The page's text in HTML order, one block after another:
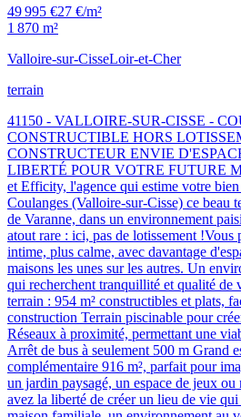
49 995 €27 €/m²
1 870 m²
Valloire-sur-CisseLoir-et-Cher
terrain
41150 - VALLOIRE-SUR-CISSE -
CONSTRUCTIBLE HORS
CONSTRUCTEUR ENVIE
LIBERTÉ POUR VOTRE FUTURE
et Efficity, l'agence qui estime votre
Coulanges (Valloire-sur-Cisse) ce beau
de Varanne, dans un environnement
atout rare : ici, pas de lotissement !Vous
intime, plus calme, avec davantage
maisons les unes sur les autres. Un
qui recherchent tranquillité et qualité de
terrain : 954 m² constructibles et plats,
construction Terrain piscinable pour
Réseaux à proximité, permettant une
Arrêt de bus à seulement 500 m Grand
complémentaire 916 m², parfait pour
un jardin paysagé, un espace de jeux
avez la liberté de créer un lieu de vie